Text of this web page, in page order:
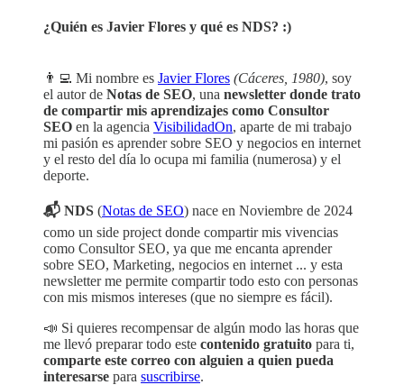
¿Quién es Javier Flores y qué es NDS? :)
👨‍💻 Mi nombre es Javier Flores (Cáceres, 1980), soy
el autor de Notas de SEO, una newsletter donde trato
de compartir mis aprendizajes como Consultor
SEO en la agencia VisibilidadOn, aparte de mi trabajo
mi pasión es aprender sobre SEO y negocios en internet
y el resto del día lo ocupa mi familia (numerosa) y el
deporte.
📬 NDS (Notas de SEO) nace en Noviembre de 2024
como un side project donde compartir mis vivencias
como Consultor SEO, ya que me encanta aprender
sobre SEO, Marketing, negocios en internet ... y esta
newsletter me permite compartir todo esto con personas
con mis mismos intereses (que no siempre es fácil).
📣 Si quieres recompensar de algún modo las horas que
me llevó preparar todo este contenido gratuito para ti,
comparte este correo con alguien a quien pueda
interesarse para suscribirse.